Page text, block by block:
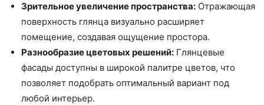
Зрительное увеличение пространства: Отражающая
поверхность глянца визуально расширяет
помещение, создавая ощущение простора.
Разнообразие цветовых решений: Глянцевые
фасады доступны в широкой палитре цветов, что
позволяет подобрать оптимальный вариант под
любой интерьер.